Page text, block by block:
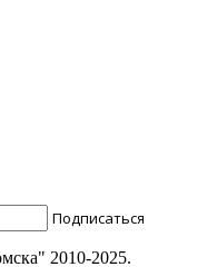
Подписаться
2010-2025.